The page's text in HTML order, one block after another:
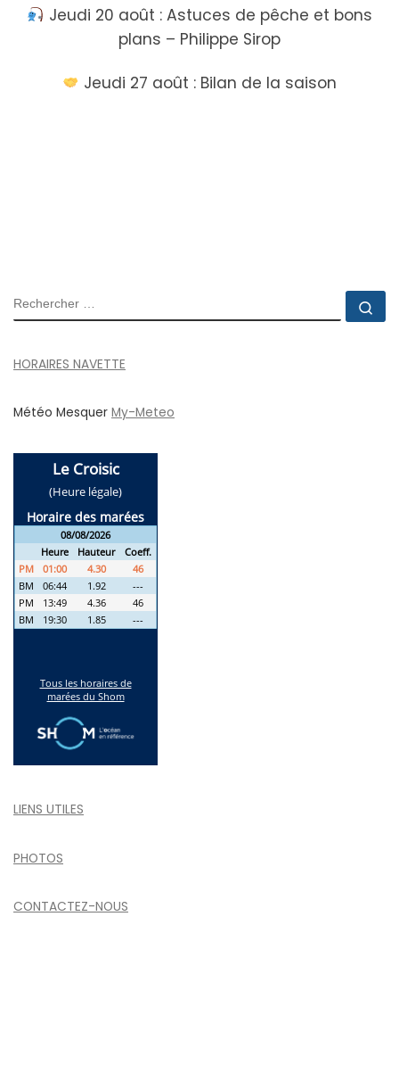
Jeudi 20 août : Astuces de pêche et bons
plans – Philippe Sirop
Jeudi 27 août : Bilan de la saison
RECHERCHER
HORAIRES NAVETTE
Météo Mesquer My-Meteo
LIENS UTILES
PHOTOS
CONTACTEZ-NOUS